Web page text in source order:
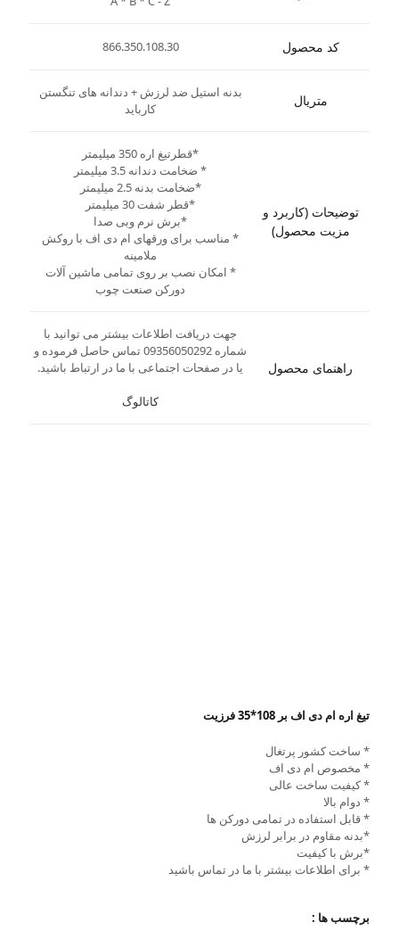
کد محصول 866.350.108.30
متریال
بدنه استیل ضد لرزش + دندانه های تنگستن
کارباید
توضیحات (کاربرد و
مزیت محصول)
*قطرتیغ اره 350 میلیمتر
* ضخامت دندانه 3.5 میلیمتر
*ضخامت بدنه 2.5 میلیمتر
*قطر شفت 30 میلیمتر
*برش نرم وبی صدا
* مناسب برای ورقهای ام دی اف با روکش
ملامینه
* امکان نصب بر روی تمامی ماشین آلات
دورکن صنعت چوب
راهنمای محصول
جهت دریافت اطلاعات بیشتر می توانید با
شماره 09356050292 تماس حاصل فرموده و
یا در صفحات اجتماعی با ما در ارتباط باشید.
کاتالوگ
تیغ اره ام دی اف بر 108*35 فرزیت
* ساخت کشور پرتغال
* مخصوص ام دی اف
* کیفیت ساخت عالی
* دوام بالا
* قابل استفاده در تمامی دورکن ها
*بدنه مقاوم در برابر لرزش
*برش با کیفیت
* برای اطلاعات بیشتر با ما در تماس باشید
برچسب ها :